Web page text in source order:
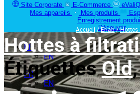
Site Corporate
E-Commerce
Mes appareils
Mes produits
Enregistrement
Découvrir
FR
EN
FR
EN
Accueil /Erlab/Hottes
Hottes à
Étiquettes Old